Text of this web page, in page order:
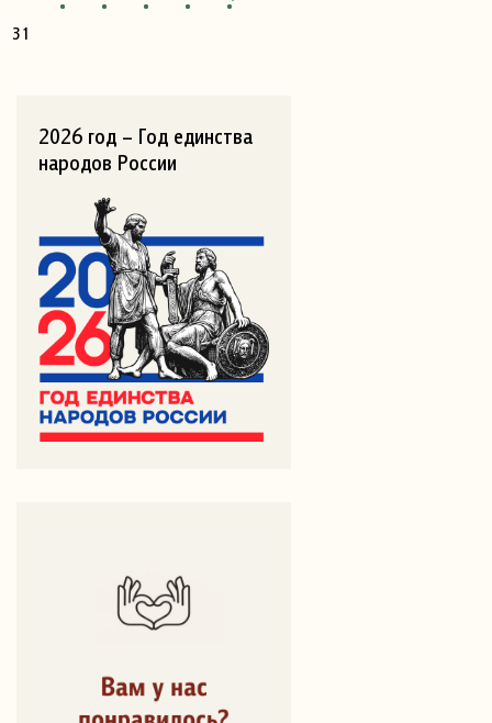
31
2026 год – Год единства
народов России